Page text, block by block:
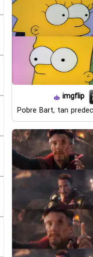
imgflip
Pobre Bart, tan